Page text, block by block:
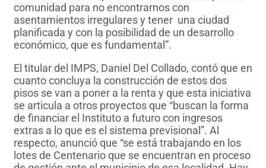
comunidad para no encontrarnos con
asentamientos irregulares y tener una ciudad
planificada y con la posibilidad de un desarrollo
económico, que es fundamental”.
El titular del IMPS, Daniel Del Collado, contó que en
cuanto concluya la construcción de estos dos
pisos se van a poner a la renta y que esta iniciativa
se articula a otros proyectos que “buscan la forma
de financiar el Instituto a futuro con ingresos
extras a lo que es el sistema previsional”. Al
respecto, anunció que “se está trabajando en los
lotes de Centenario que se encuentran en proceso